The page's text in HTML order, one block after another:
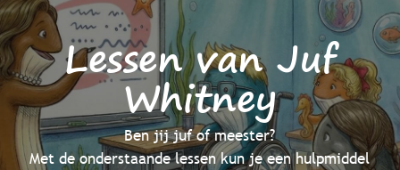
Lessen van Juf
Whitney
Ben jij juf of meester?
Met de onderstaande lessen kun je een hulpmiddel